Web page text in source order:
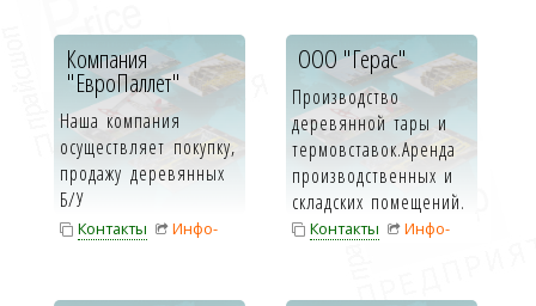
Компания
"ЕвроПаллет"
Наша компания
осуществляет покупку,
продажу деревянных
Б/У
поддонов, паллет иевр...
Контакты
Инфо-
ООО "Герас"
Производство
деревянной тары и
термовставок.Аренда
производственных и
складских помещений.
Контакты
Инфо-